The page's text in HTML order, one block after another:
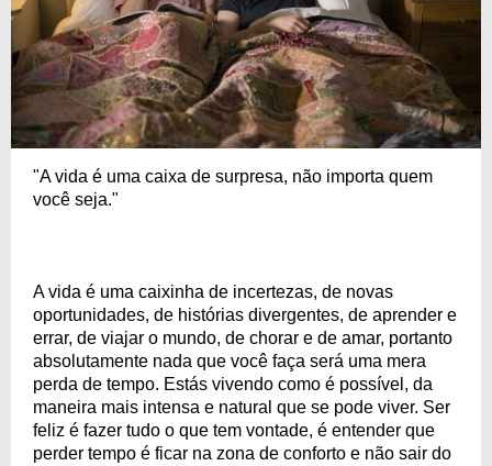
"A vida é uma caixa de surpresa, não importa quem
você seja."
A vida é uma caixinha de incertezas, de novas
oportunidades, de histórias divergentes, de aprender e
errar, de viajar o mundo, de chorar e de amar, portanto
absolutamente nada que você faça será uma mera
perda de tempo. Estás vivendo como é possível, da
maneira mais intensa e natural que se pode viver. Ser
feliz é fazer tudo o que tem vontade, é entender que
perder tempo é ficar na zona de conforto e não sair do